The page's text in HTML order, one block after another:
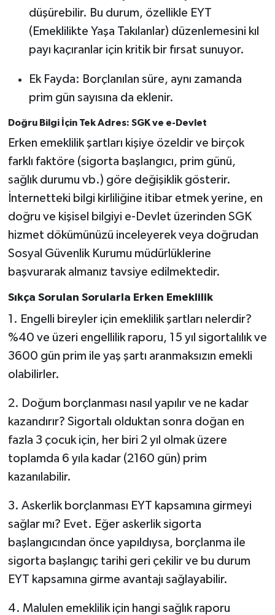
düşürebilir. Bu durum, özellikle EYT
(Emeklilikte Yaşa Takılanlar) düzenlemesini kıl
payı kaçıranlar için kritik bir fırsat sunuyor.
Ek Fayda: Borçlanılan süre, aynı zamanda
prim gün sayısına da eklenir.
Doğru Bilgi İçin Tek Adres: SGK ve e-Devlet
Erken emeklilik şartları kişiye özeldir ve birçok
farklı faktöre (sigorta başlangıcı, prim günü,
sağlık durumu vb.) göre değişiklik gösterir.
İnternetteki bilgi kirliliğine itibar etmek yerine, en
doğru ve kişisel bilgiyi e-Devlet üzerinden SGK
hizmet dökümünüzü inceleyerek veya doğrudan
Sosyal Güvenlik Kurumu müdürlüklerine
başvurarak almanız tavsiye edilmektedir.
Sıkça Sorulan Sorularla Erken Emeklilik
1. Engelli bireyler için emeklilik şartları nelerdir?
%40 ve üzeri engellilik raporu, 15 yıl sigortalılık ve
3600 gün prim ile yaş şartı aranmaksızın emekli
olabilirler.
2. Doğum borçlanması nasıl yapılır ve ne kadar
kazandırır? Sigortalı olduktan sonra doğan en
fazla 3 çocuk için, her biri 2 yıl olmak üzere
toplamda 6 yıla kadar (2160 gün) prim
kazanılabilir.
3. Askerlik borçlanması EYT kapsamına girmeyi
sağlar mı? Evet. Eğer askerlik sigorta
başlangıcından önce yapıldıysa, borçlanma ile
sigorta başlangıç tarihi geri çekilir ve bu durum
EYT kapsamına girme avantajı sağlayabilir.
4. Malulen emeklilik için hangi sağlık raporu